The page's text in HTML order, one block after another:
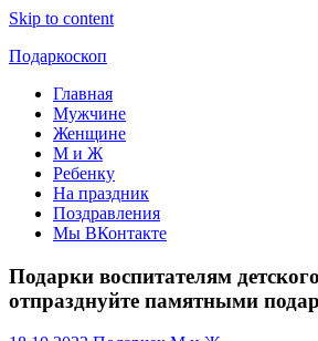
Skip to content
Подаркоскоп
Поможем
выбрать
подарить
Главная
Мужчине
Женщине
М и Ж
Ребенку
На праздник
Поздравления
Мы ВКонтакте
Подарки воспитателям
отпразднуйте памятными